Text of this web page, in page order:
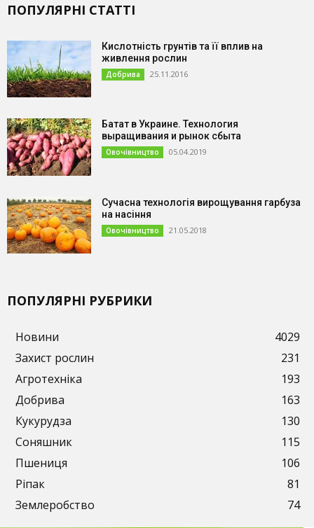
ПОПУЛЯРНІ СТАТТІ
Кислотність грунтів та її вплив на
живлення рослин
Добрива 25.11.2016
Батат в Украине. Технология
выращивания и рынок сбыта
Овочівництво 05.04.2019
Сучасна технологія вирощування гарбуза
на насіння
Овочівництво 21.05.2018
ПОПУЛЯРНІ РУБРИКИ
Новини
4029
Захист рослин
231
Агротехніка
193
Добрива
163
Кукурудза
130
Соняшник
115
Пшениця
106
Ріпак
81
Землеробство
74